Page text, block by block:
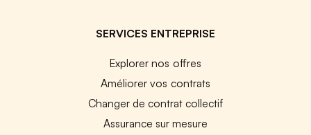
SERVICES ENTREPRISE
Explorer nos offres
Améliorer vos contrats
Changer de contrat collectif
Assurance sur mesure